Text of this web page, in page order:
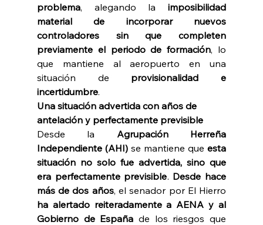
problema, alegando la imposibilidad
material de incorporar nuevos
controladores sin que completen
previamente el periodo de formación, lo
que mantiene al aeropuerto en una
situación de provisionalidad e
incertidumbre.
Una situación advertida con años de
antelación y perfectamente previsible
Desde la Agrupación Herreña
Independiente (AHI) se mantiene que esta
situación no solo fue advertida, sino que
era perfectamente previsible. Desde hace
más de dos años
ha alertado reiteradamente a AENA y al
Gobierno de España de los riesgos que